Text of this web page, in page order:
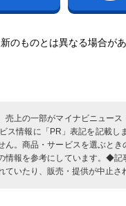
のものとは異なる場合が
上の一部がマイナビニュー
ス情報に「PR」表記を記載
ん。商品・サービスを選ぶと
情報を参考にしています。◆
いたり、販売・提供が中止さ